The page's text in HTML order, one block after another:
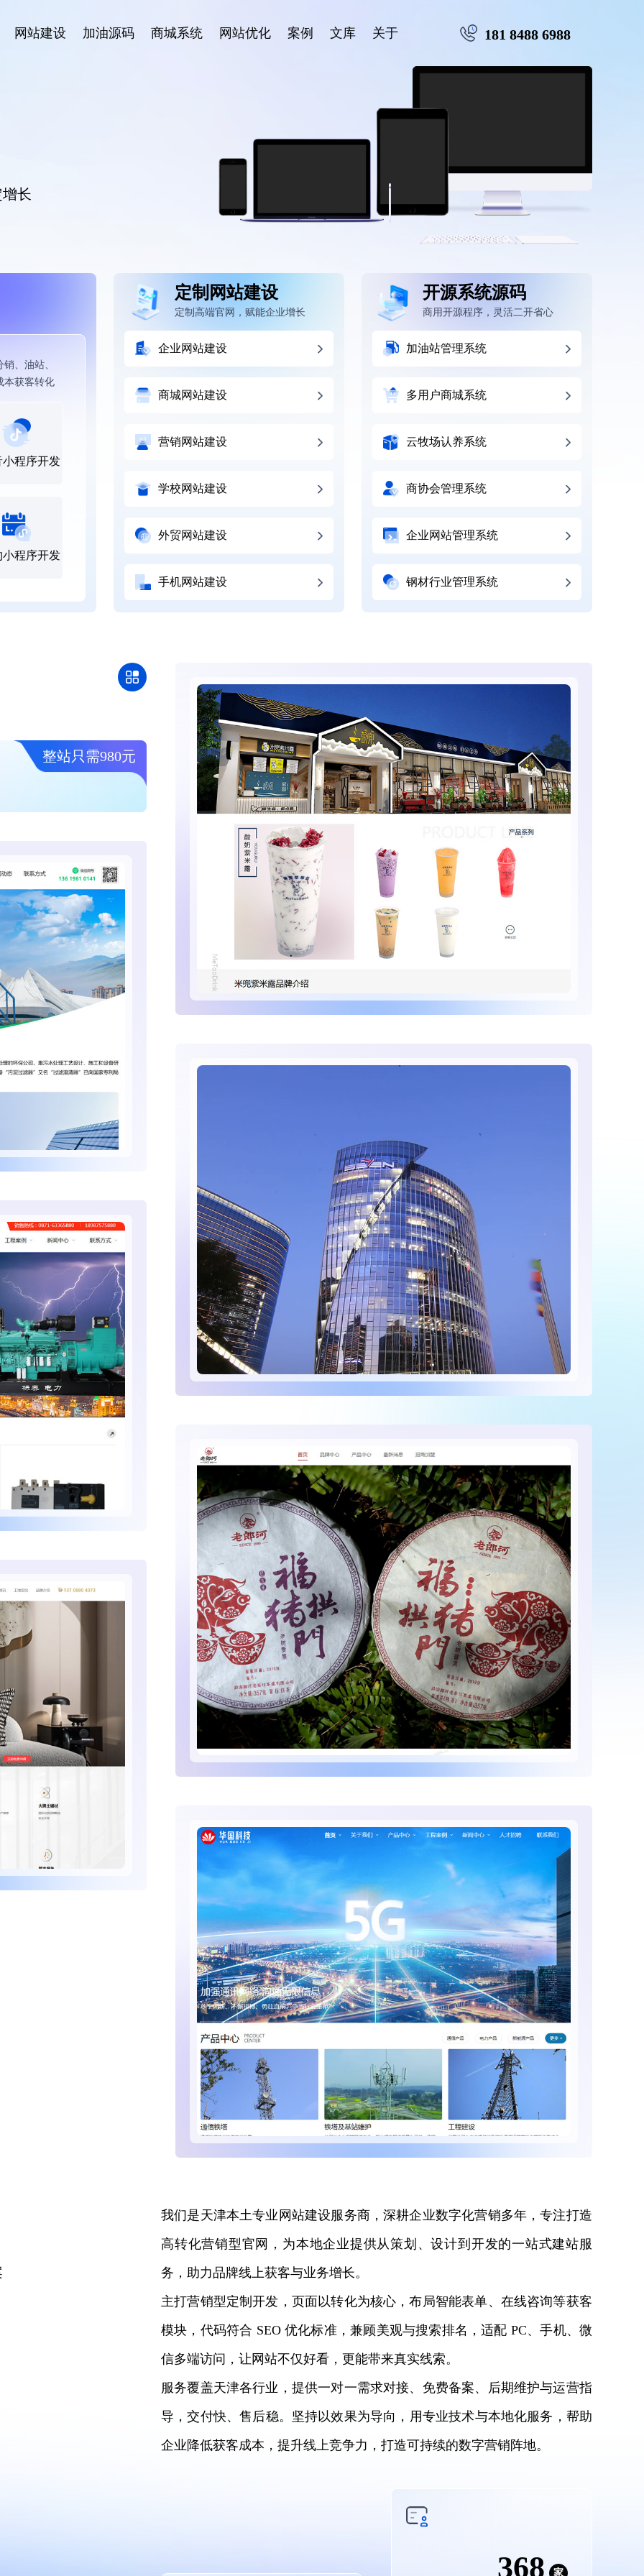
网站建设 加油源码 商城系统 网站优化 案例 文库 关于 181 8488 6988
长
、油站、
本获客转化
小程序开发
小程序开发
定制网站建设
定制高端官网，赋能企业增长
企业网站建设
商城网站建设
营销网站建设
学校网站建设
外贸网站建设
手机网站建设
开源系统源码
商用开源程序，灵活二开省心
加油站管理系统
多用户商城系统
云牧场认养系统
商协会管理系统
企业网站管理系统
钢材行业管理系统
我们是天津本土专业网站建设服务商，深耕企业数字化营销多年，专注打造
高转化营销型官网，为本地企业提供从策划、设计到开发的一站式建站服
务，助力品牌线上获客与业务增长。
主打营销型定制开发，页面以转化为核心，布局智能表单、在线咨询等获客
模块，代码符合 SEO 优化标准，兼顾美观与搜索排名，适配 PC、手机、微
信多端访问，让网站不仅好看，更能带来真实线索。
服务覆盖天津各行业，提供一对一需求对接、免费备案、后期维护与运营指
导，交付快、售后稳。坚持以效果为导向，用专业技术与本地化服务，帮助
企业降低获客成本，提升线上竞争力，打造可持续的数字营销阵地。
368